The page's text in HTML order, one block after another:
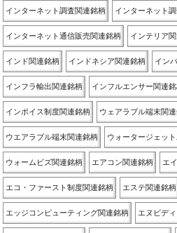
インターネット調査関連銘柄 インターネット
インターネット通信販売関連銘柄 インテリア
インド関連銘柄 インドネシア関連銘柄 イン
インフラ輸出関連銘柄 インフルエンサー関連
インボイス制度関連銘柄 ウェアラブル端末関
ウエアラブル端末関連銘柄 ウォータージェッ
ウォームビズ関連銘柄 エアコン関連銘柄 エ
エコ・ファースト制度関連銘柄 エステ関連銘柄
エッジコンピューティング関連銘柄 エヌビデ